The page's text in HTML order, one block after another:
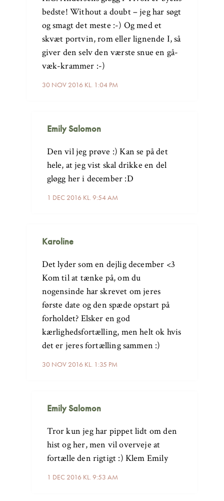
30 NOV 2016 KL. 1:04 PM
bedste! Without a doubt – jeg har søgt
og smagt det meste :-) Og med et
skvæt portvin, rom eller lignende I, så
giver den selv den værste snue en gå-
væk-krammer :-)
Emily Salomon
1 DEC 2016 KL. 9:54 AM
Den vil jeg prøve :) Kan se på det
hele, at jeg vist skal drikke en del
gløgg her i december :D
Karoline
30 NOV 2016 KL. 1:35 PM
Det lyder som en dejlig december <3
Kom til at tænke på, om du
nogensinde har skrevet om jeres
første date og den spæde opstart på
forholdet? Elsker en god
kærlighedsfortælling, men helt ok hvis
det er jeres fortælling sammen :)
Emily Salomon
1 DEC 2016 KL. 9:53 AM
Tror kun jeg har pippet lidt om den
hist og her, men vil overveje at
fortælle den rigtigt :) Klem Emily